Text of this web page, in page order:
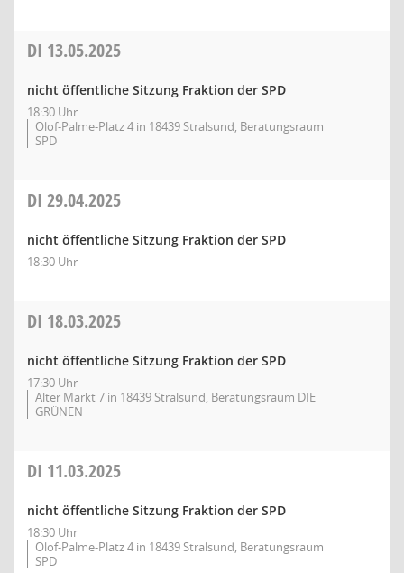
DI 13.05.2025
nicht öffentliche Sitzung Fraktion der SPD
18:30 Uhr
Olof-Palme-Platz 4 in 18439 Stralsund, Beratungsraum
SPD
DI 29.04.2025
nicht öffentliche Sitzung Fraktion der SPD
18:30 Uhr
DI 18.03.2025
nicht öffentliche Sitzung Fraktion der SPD
17:30 Uhr
Alter Markt 7 in 18439 Stralsund, Beratungsraum DIE
GRÜNEN
DI 11.03.2025
nicht öffentliche Sitzung Fraktion der SPD
18:30 Uhr
Olof-Palme-Platz 4 in 18439 Stralsund, Beratungsraum
SPD